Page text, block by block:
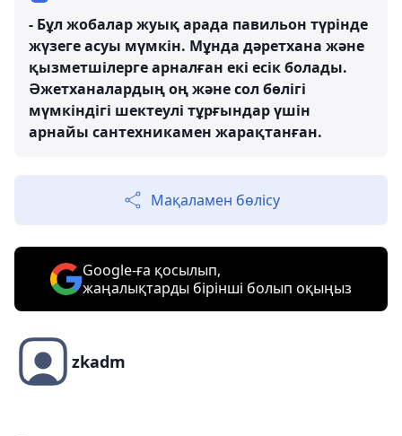
- Бұл жобалар жуық арада павильон түрінде
жүзеге асуы мүмкін. Мұнда дәретхана және
қызметшілерге арналған екі есік болады.
Әжетханалардың оң және сол бөлігі
мүмкіндігі шектеулі тұрғындар үшін
арнайы сантехникамен жарақтанған.
Мақаламен бөлісу
Google-ға қосылып,
жаңалықтарды бірінші болып оқыңыз
zkadm